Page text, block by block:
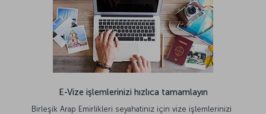
E-Vize işlemlerinizi hızlıca tamamlayın
Birleşik Arap Emirlikleri seyahatiniz için vize işlemlerinizi